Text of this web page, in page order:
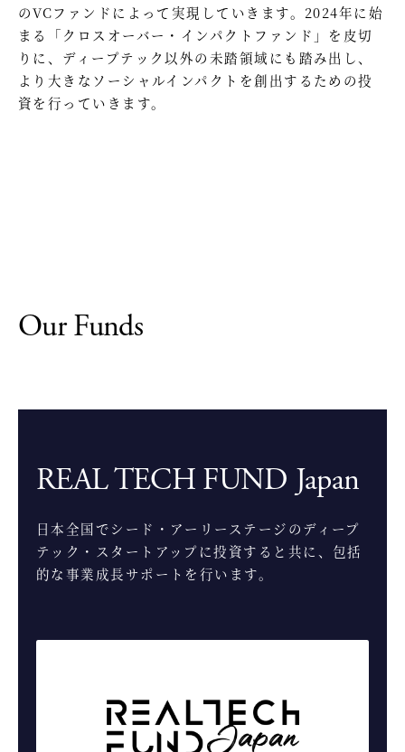
のVCファンドによって実現していきます。2024年に始
まる「クロスオーバー・インパクトファンド」を皮切
りに、ディープテック以外の未踏領域にも踏み出し、
より大きなソーシャルインパクトを創出するための投
資を行っていきます。
Our Funds
REAL TECH FUND Japan
日本全国でシード・アーリーステージのディープ
テック・スタートアップに投資すると共に、包括
的な事業成長サポートを行います。